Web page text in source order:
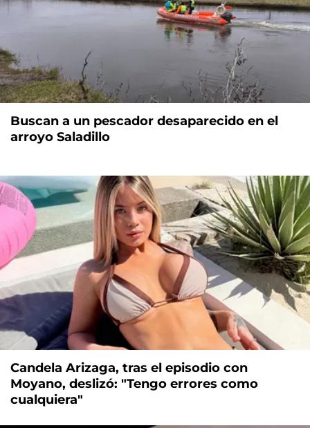
Buscan a un pescador desaparecido en el
arroyo Saladillo
Candela Arizaga, tras el episodio con
Moyano, deslizó: "Tengo errores como
cualquiera"